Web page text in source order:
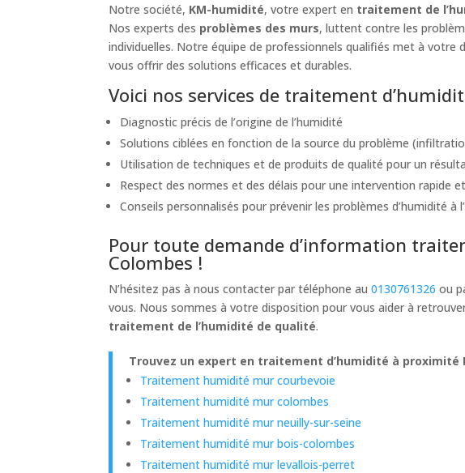
Notre société, KM-humidité, votre expert en traitement de
Nos experts des problèmes des murs, luttent contre les
individuelles. Notre équipe de professionnels qualifiés met à
vous offrir des solutions efficaces et durables.
Voici nos services de traitement
Diagnostic précis de l’origine de l’humidité
Solutions ciblées en fonction de la source du problème
Utilisation de techniques et de produits de qualité pour un
Respect des normes et des délais pour une intervention rapide
Conseils personnalisés pour prévenir les problèmes d’humidité à
Pour toute demande d’information
Colombes !
N’hésitez pas à nous contacter par téléphone au0130761326 ou
vous. Nous sommes à votre disposition pour vous aider à
traitement de l’humidité de qualité.
Trouvez un expert en traitement d’humidité à proximité
Traitement humidité mur courbevoie
Traitement humidité mur colombes
Traitement humidité mur neuilly-sur-seine
Traitement humidité mur bois-colombes
Traitement humidité mur levallois-perret